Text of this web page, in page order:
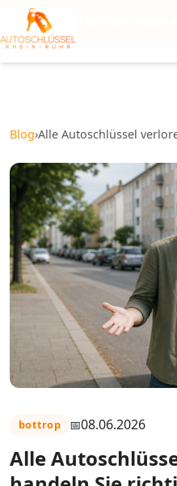
unter
Blog›Alle Autoschlüssel
bottrop 08.06.2026
Alle